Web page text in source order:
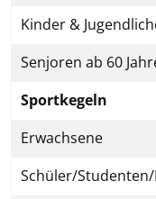
Kinder &
Senjoren ab 60
Sportkegeln
Erwachsene
Schüler/